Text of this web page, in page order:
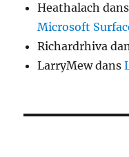
Heathalach
Microsoft
Richardrhiva
LarryMewdans